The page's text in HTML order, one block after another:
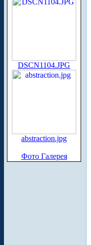
DSCN1104.JPG
abstraction.jpg
Фото Галерея